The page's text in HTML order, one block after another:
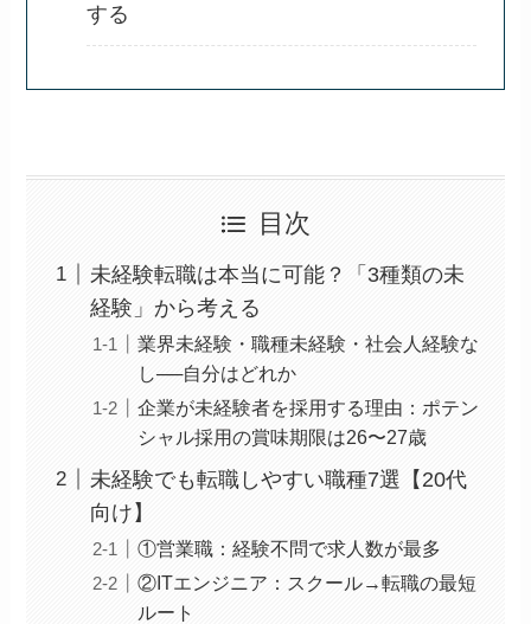
する
目次
未経験転職は本当に可能？「3種類の未
経験」から考える
業界未経験・職種未経験・社会人経験な
し──自分はどれか
企業が未経験者を採用する理由：ポテン
シャル採用の賞味期限は26〜27歳
未経験でも転職しやすい職種7選【20代
向け】
①営業職：経験不問で求人数が最多
②ITエンジニア：スクール→転職の最短
ルート